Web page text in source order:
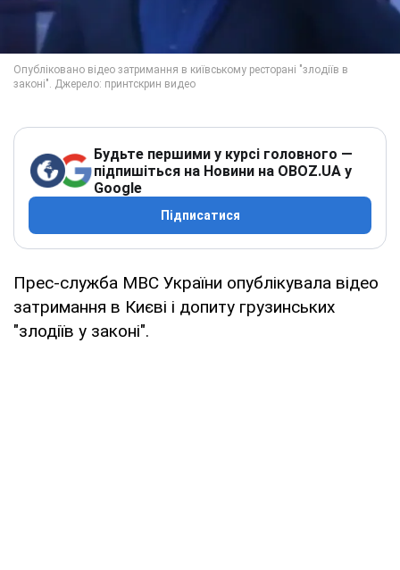
Будьте першими у курсі головного —
підпишіться на Новини на OBOZ.UA у
Google
Підписатися
Прес-служба МВС України опублікувала відео
затримання в Києві і допиту грузинських
"злодіїв у законі".